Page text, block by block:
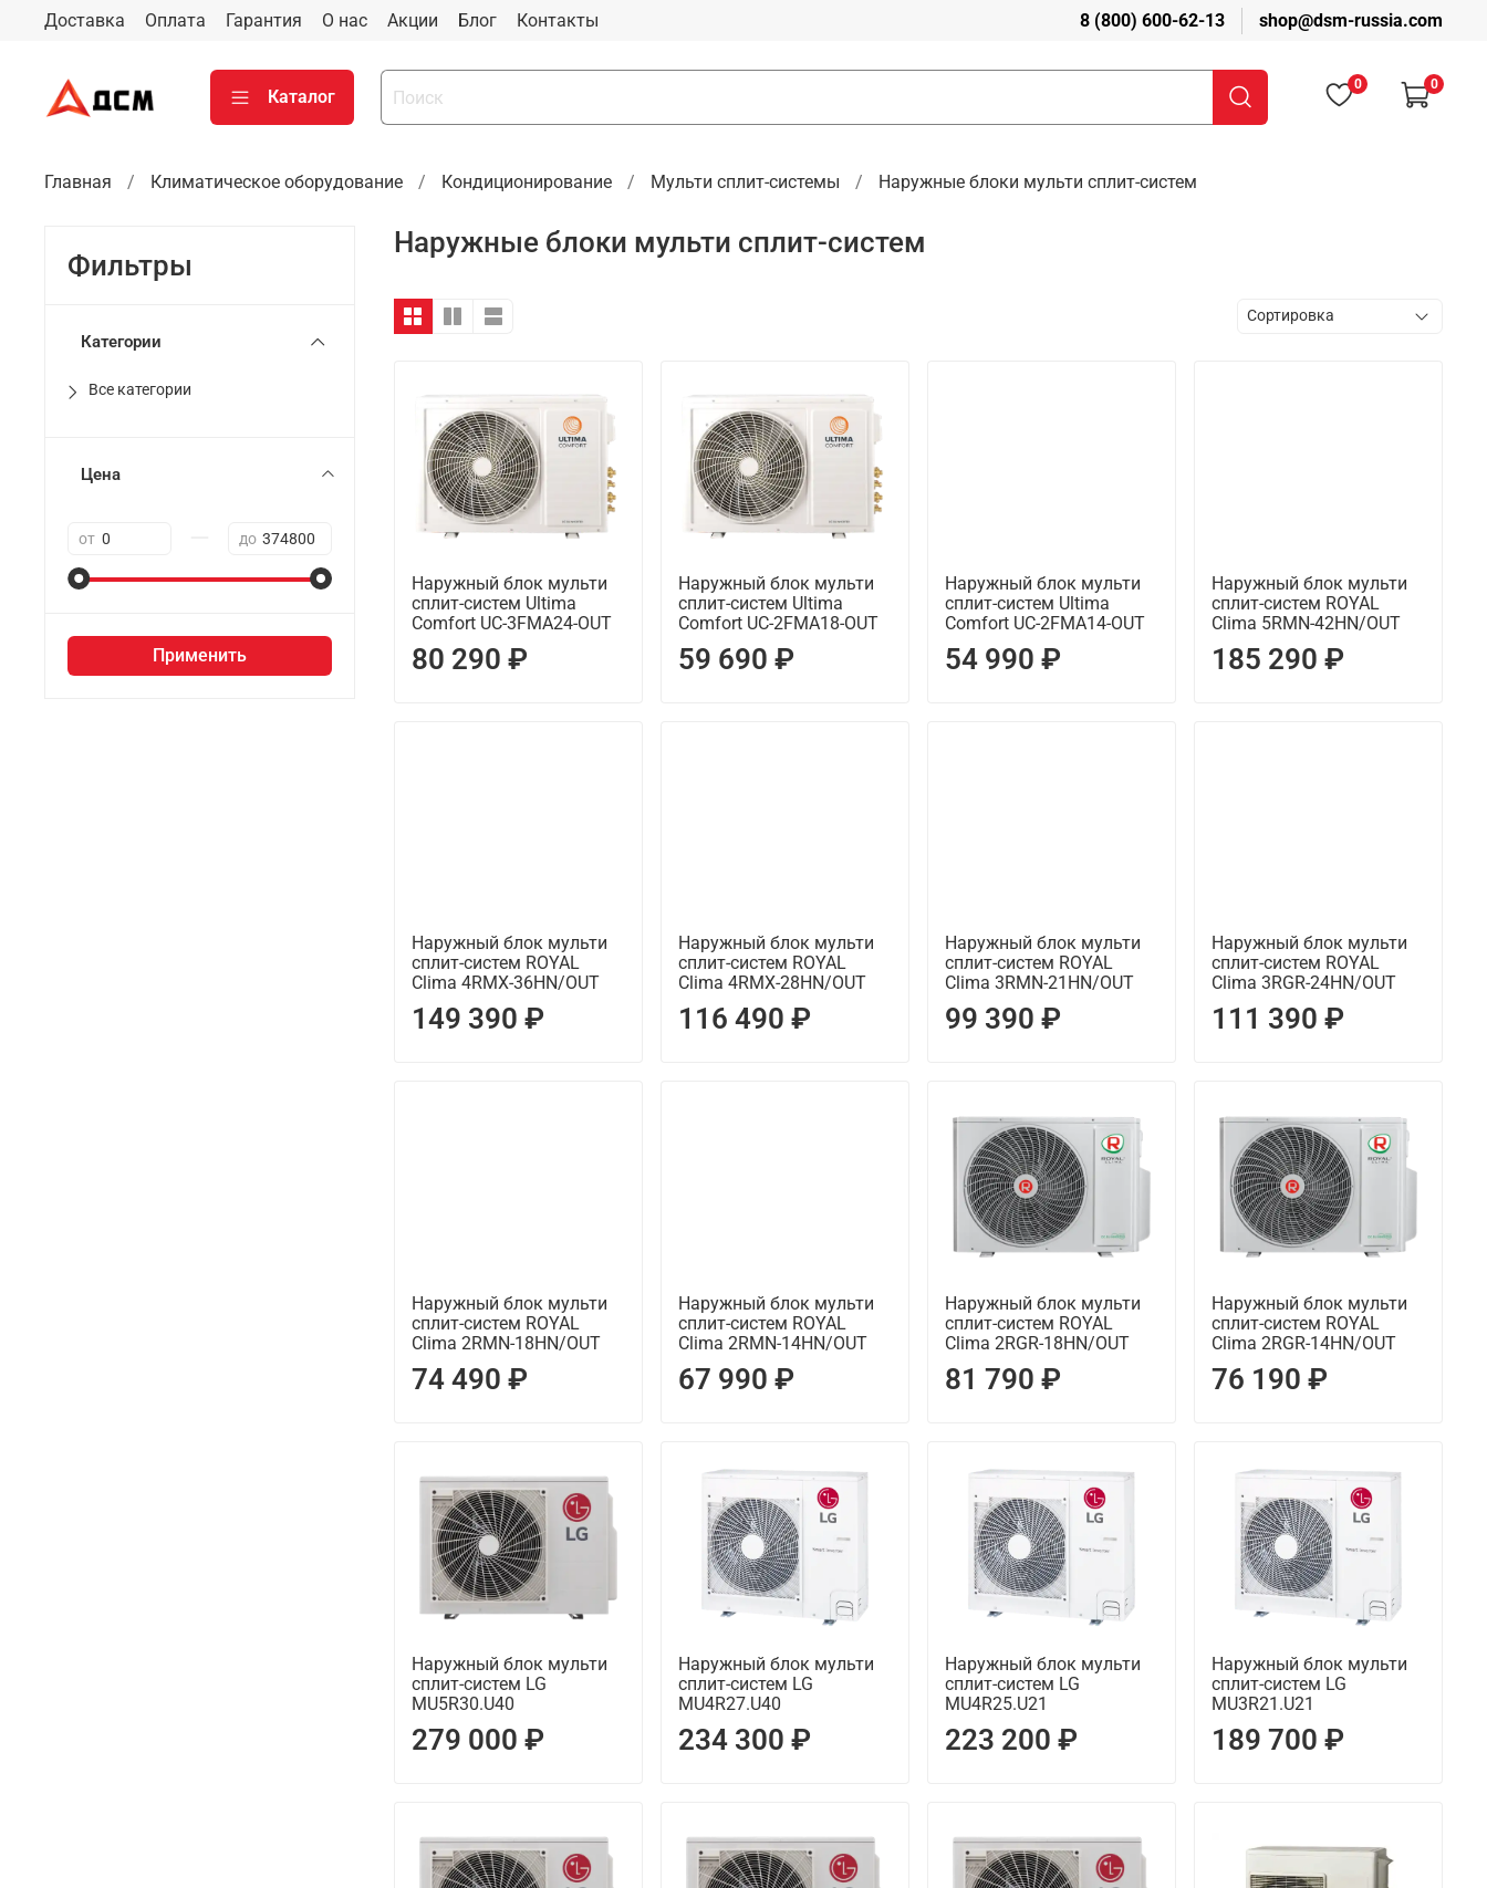
Доставка Оплата Гарантия О нас Акции Блог Контакты 8 (800) 600-62-13 shop@dsm-russia.com
Каталог
0 0
Главная Климатическое оборудование Кондиционирование Мульти сплит-системы Наружные блоки мульти сплит-систем
Наружные блоки мульти сплит-систем
Наружный блок мульти
сплит-систем Ultima
Comfort UC-3FMA24-OUT
80 290 ₽
Наружный блок мульти
сплит-систем Ultima
Comfort UC-2FMA18-OUT
59 690 ₽
Наружный блок мульти
сплит-систем Ultima
Comfort UC-2FMA14-OUT
54 990 ₽
Наружный блок мульти
сплит-систем ROYAL
Clima 5RMN-42HN/OUT
185 290 ₽
Наружный блок мульти
сплит-систем ROYAL
Clima 4RMX-36HN/OUT
149 390 ₽
Наружный блок мульти
сплит-систем ROYAL
Clima 4RMX-28HN/OUT
116 490 ₽
Наружный блок мульти
сплит-систем ROYAL
Clima 3RMN-21HN/OUT
99 390 ₽
Наружный блок мульти
сплит-систем ROYAL
Clima 3RGR-24HN/OUT
111 390 ₽
Наружный блок мульти
сплит-систем ROYAL
Clima 2RMN-18HN/OUT
74 490 ₽
Наружный блок мульти
сплит-систем ROYAL
Clima 2RMN-14HN/OUT
67 990 ₽
Наружный блок мульти
сплит-систем ROYAL
Clima 2RGR-18HN/OUT
81 790 ₽
Наружный блок мульти
сплит-систем ROYAL
Clima 2RGR-14HN/OUT
76 190 ₽
Наружный блок мульти
сплит-систем LG
MU5R30.U40
279 000 ₽
Наружный блок мульти
сплит-систем LG
MU4R27.U40
234 300 ₽
Наружный блок мульти
сплит-систем LG
MU4R25.U21
223 200 ₽
Наружный блок мульти
сплит-систем LG
MU3R21.U21
189 700 ₽
Фильтры
Категории
Все категории
Цена
от до
Применить